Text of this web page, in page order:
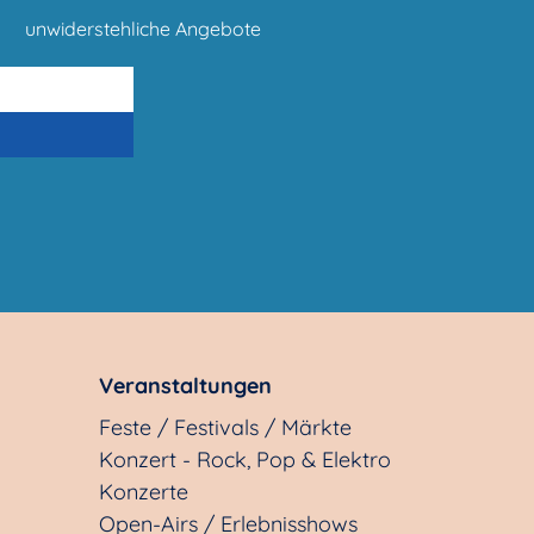
unwiderstehliche Angebote
Veranstaltungen
Feste / Festivals / Märkte
Konzert - Rock, Pop & Elektro
Konzerte
Open-Airs / Erlebnisshows